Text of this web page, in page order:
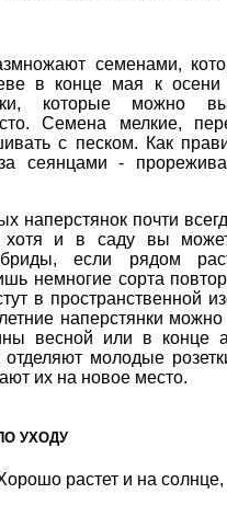
семенами,
в конце мая к осени
которые можно
Семена мелкие,
с песком. Как
сеянцами -
наперстянок почти
хотя и в саду вы
если рядом
немногие сорта
в пространственной
наперстянки
весной или в конце
отделяют молодые
их на новое место.
УХОДУ
растет и на солнце,